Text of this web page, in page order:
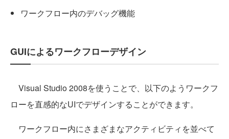
ワークフロー内のデバッグ機能
GUIによるワークフローデザイン
Visual Studio 2008を使うことで、以下のようワークフ
ローを直感的なUIでデザインすることができます。
ワークフロー内にさまざまなアクティビティを並べて